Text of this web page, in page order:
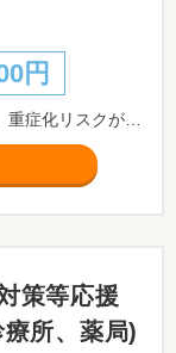
円
策等応援
所、薬局)